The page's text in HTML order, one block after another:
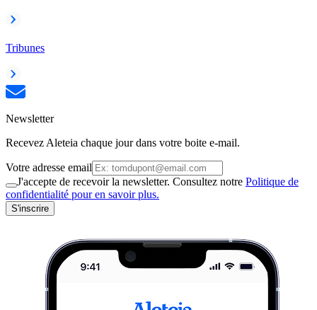
Tribunes
Newsletter
Recevez Aleteia chaque jour dans votre boite e-mail.
Votre adresse email
J'accepte de recevoir la newsletter. Consultez notre Politique de
confidentialité pour en savoir plus.
S'inscrire